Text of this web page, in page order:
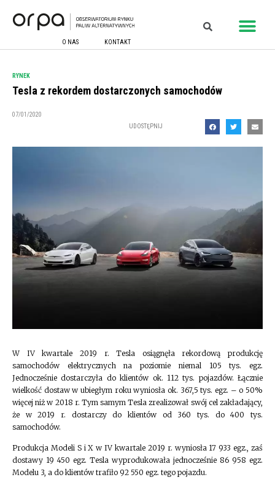
O NAS KONTAKT
RYNEK
Tesla z rekordem dostarczonych samochodów
07/01/2020
UDOSTĘPNIJ
W IV kwartale 2019 r. Tesla osiągnęła rekordową produkcję
samochodów elektrycznych na poziomie niemal 105 tys. egz.
Jednocześnie dostarczyła do klientów ok. 112 tys. pojazdów. Łącznie
wielkość dostaw w ubiegłym roku wyniosła ok. 367,5 tys. egz. – o 50%
więcej niż w 2018 r. Tym samym Tesla zrealizował swój cel zakładający,
że w 2019 r. dostarczy do klientów od 360 tys. do 400 tys.
samochodów.
Produkcja Modeli S i X w IV kwartale 2019 r. wyniosła 17 933 egz., zaś
dostawy 19 450 egz. Tesla wyprodukowała jednocześnie 86 958 egz.
Modelu 3, a do klientów trafiło 92 550 egz. tego pojazdu.